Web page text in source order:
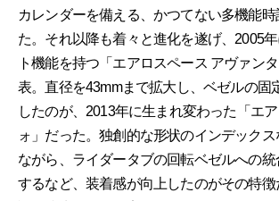
カレンダーを備える、かつてない多機能
た。それ以降も着々と進化を遂げ、2005
ト機能を持つ「エアロスペース アヴァン
表。直径を43mmまで拡大し、ベゼルの固
したのが、2013年に生まれ変わった「エ
ォ」だった。独創的な形状のインデック
ながら、ライダータブの回転ベゼルへの統
するなど、装着感が向上したのがその特徴